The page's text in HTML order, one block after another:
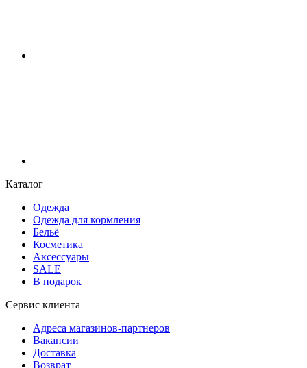
Каталог
Одежда
Одежда для кормления
Бельё
Косметика
Аксессуары
SALE
В подарок
Сервис клиента
Адреса магазинов-партнеров
Вакансии
Доставка
Возврат